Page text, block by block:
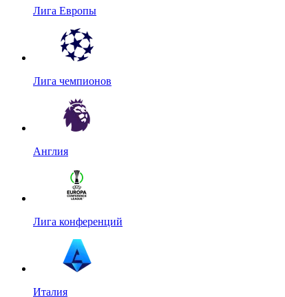
Лига Европы
Лига чемпионов
Англия
Лига конференций
Италия